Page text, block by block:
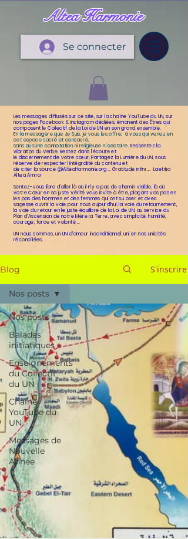
Altea Harmonie
Se connecter
Les messages diffusés sur ce site, sur la chaîne YouTube du UN, sur
nos pages Facebook & Instagram dédiées, émanentdes Êtres qui
composent le Collectif de la Loi de UN en son grand ensemble.
En la messagère que Je Suis, je vous les offre, à vous qui venez en
cet espace sacré et consacré,
sans aucune connotation ni religieuse ni sectaire. Ressentez la
vibration du Verbe. Restez dans l'écoute et
le discernement de votre cœur. Partagez la Lumière du UN, sous
réserve de respecter l'intégralité du contenu et
de citer la source @AlteaHarmonie.org ... Gratitude infini .... Laetitia
Altea Amira
Sentez-vous libre d'aller là où il n'y a pas de chemin visible, là où
votre Cœur en sa juste Vérité vous invite à être, plaçantvos pas en
les pas des hommes et des femmes qui ont su oser et avec
sagesse ouvrir la voie pour nous aujourd'hui, la voie du retournement,
la voie du retour en le juste équilibre de la Loi de UN, au service du
Plan d'Ascension denotre Mère la Terre, avec simplicité, humilité,
courage, force et volonté ...
UN nous sommes, un UN d'amour inconditionnel, uni en nos unicités
réconciliées.
Blog S'inscrire
Nos posts
Balades
initiatiques
Enseignements
du Collectif
du UN
Chaîne
YouTube du
UN
Messages de
Nouvelle
Année
Nos posts